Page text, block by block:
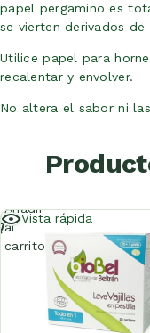
papel pergamino es
se vierten derivados
Utilice papel para
recalentar y envolver.
No altera el sabor ni
Vista rápida
Añadir
al
carrito